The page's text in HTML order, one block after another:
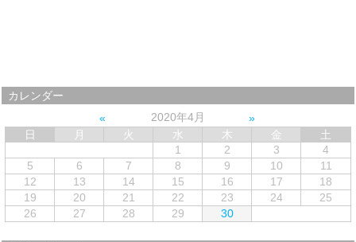
カレンダー
2020年4月
日
月 火 水 木 金
土
1
2 3
4
5
6 7 8 9 10
11
12
13 14 15 16 17
18
19
20 21 22 23 24
25
26
27 28 29 30